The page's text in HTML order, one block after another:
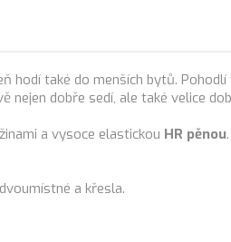
hodí také do menších bytů.
nejen dobře sedí, ale také velice
a vysoce elastickou HR pěnou
a křesla.